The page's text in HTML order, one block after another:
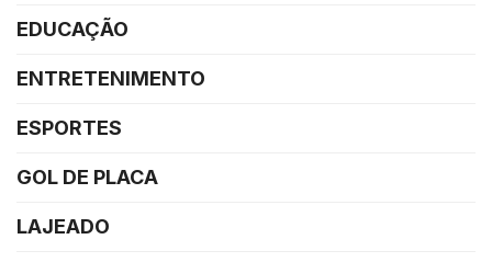
EDUCAÇÃO
ENTRETENIMENTO
ESPORTES
GOL DE PLACA
LAJEADO